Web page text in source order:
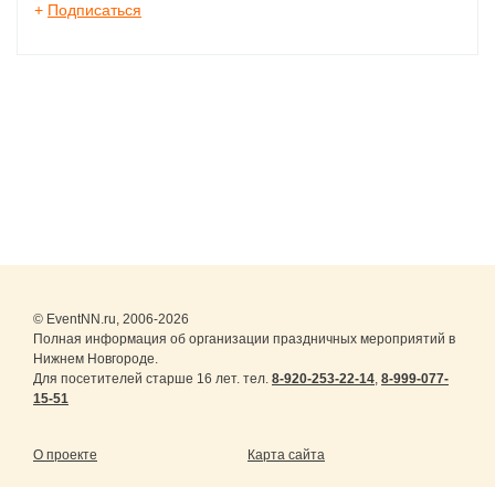
+ Подписаться
© EventNN.ru, 2006-2026
Полная информация об организации праздничных мероприятий в
Нижнем Новгороде.
Для посетителей старше 16 лет. тел. 8-920-253-22-14, 8-999-077-
15-51
О проекте Карта сайта